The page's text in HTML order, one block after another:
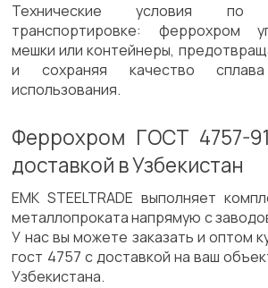
Технические условия
транспортировке: феррохром
мешки или контейнеры,
и сохраняя качество
использования.
Феррохром ГОСТ 4757-
доставкой в Узбекистан
ЕМК STEELTRADE выполняет
металлопроката напрямую с
У нас вы можете заказать и оптом
гост 4757 с доставкой на ваш
Узбекистана.